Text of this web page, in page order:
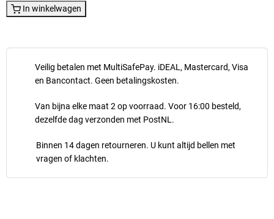
Veilig betalen met MultiSafePay. iDEAL, Mastercard, Visa
en Bancontact. Geen betalingskosten.
Van bijna elke maat 2 op voorraad. Voor 16:00 besteld,
dezelfde dag verzonden met PostNL.
Binnen 14 dagen retourneren. U kunt altijd bellen met
vragen of klachten.
In winkelwagen